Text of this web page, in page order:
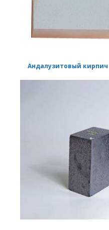
Андалузитовый